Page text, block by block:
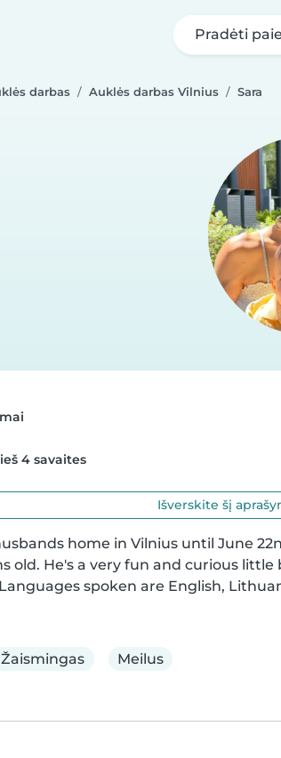
Pradėti
darbas Auklės darbas Vilnius Sara
4 savaites
Išverskite šį
home in Vilnius until June
old. He's a very fun and curious
spoken are English,
Žaismingas Meilus